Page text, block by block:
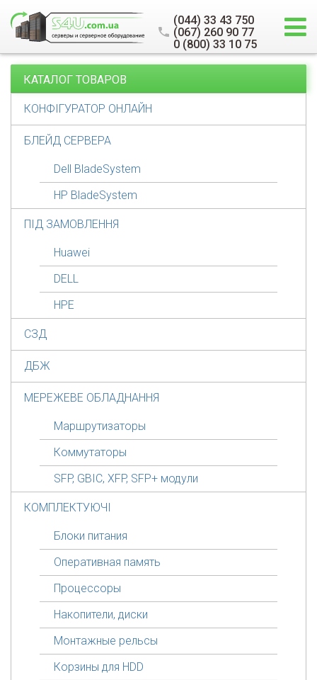
(044) 33 43 750
(067) 260 90 77
0 (800) 33 10 75
КАТАЛОГ ТОВАРОВ
КОНФІГУРАТОР ОНЛАЙН
БЛЕЙД СЕРВЕРА
Dell BladeSystem
HP BladeSystem
ПІД ЗАМОВЛЕННЯ
Huawei
DELL
HPE
СЗД
ДБЖ
МЕРЕЖЕВЕ ОБЛАДНАННЯ
Маршрутизаторы
Коммутаторы
SFP, GBIC, XFP, SFP+ модули
КОМПЛЕКТУЮЧІ
Блоки питания
Оперативная память
Процессоры
Накопители, диски
Монтажные рельсы
Корзины для HDD